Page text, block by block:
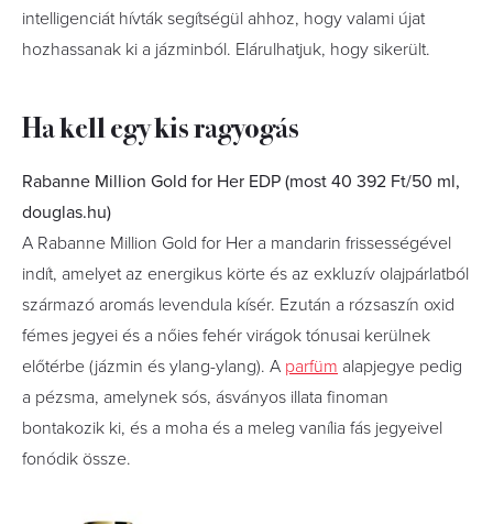
intelligenciát hívták segítségül ahhoz, hogy valami újat
hozhassanak ki a jázminból. Elárulhatjuk, hogy sikerült.
Ha kell egy kis ragyogás
Rabanne Million Gold for Her EDP (most 40 392 Ft/50 ml,
douglas.hu)
A Rabanne Million Gold for Her a mandarin frissességével
indít, amelyet az energikus körte és az exkluzív olajpárlatból
származó aromás levendula kísér. Ezután a rózsaszín oxid
fémes jegyei és a nőies fehér virágok tónusai kerülnek
előtérbe (jázmin és ylang-ylang). A parfüm alapjegye pedig
a pézsma, amelynek sós, ásványos illata finoman
bontakozik ki, és a moha és a meleg vanília fás jegyeivel
fonódik össze.